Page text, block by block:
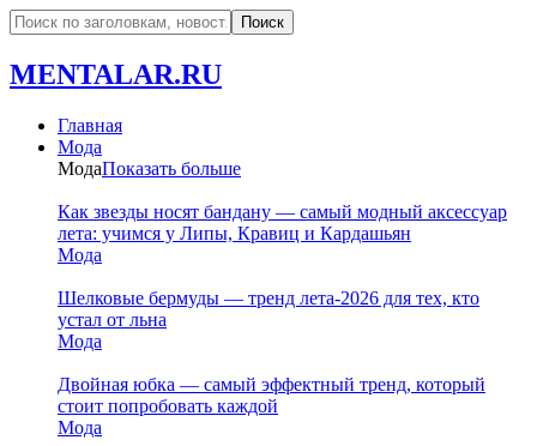
MENTALAR.RU
Главная
Мода
МодаПоказать больше
Как звезды носят бандану — самый модный аксессуар
лета: учимся у Липы, Кравиц и Кардашьян
Мода
Шелковые бермуды — тренд лета-2026 для тех, кто
устал от льна
Мода
Двойная юбка — самый эффектный тренд, который
стоит попробовать каждой
Мода